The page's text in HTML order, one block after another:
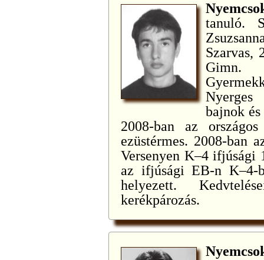
tanuló.
Szarvas,
Gimn.
bajnok
2008-ban az országos
ezüstérmes. 2008-ban
Versenyen K–4 ifjúsági
az ifjúsági EB-n K–4-
helyezett.
kerékpározás.